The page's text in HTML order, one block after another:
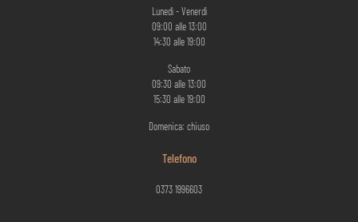
Lunedì - Venerdì
09:00 alle 13:00
14:30 alle 19:00
Sabato
09:30 alle 13:00
15:30 alle 19:00
Domenica: chiuso
Telefono
0373 1996603